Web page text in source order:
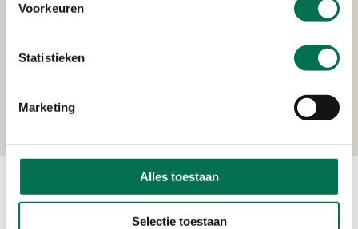
Voorkeuren
Statistieken
Marketing
Alles toestaan
Selectie toestaan
Kerkeplaat 8, 3313 LC Dordrecht
Contact